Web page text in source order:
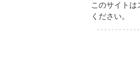
このサイトは
ください。